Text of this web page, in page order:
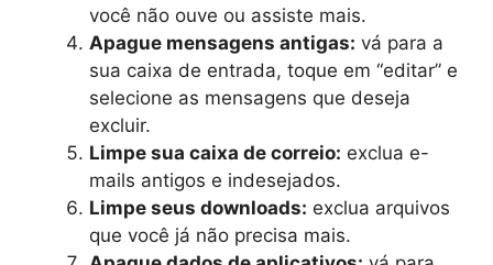
você não ouve ou assiste mais.
Apague mensagens antigas: vá para a
sua caixa de entrada, toque em “editar” e
selecione as mensagens que deseja
excluir.
Limpe sua caixa de correio: exclua e-
mails antigos e indesejados.
Limpe seus downloads: exclua arquivos
que você já não precisa mais.